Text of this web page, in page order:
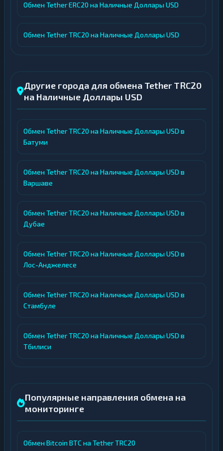
Обмен Tether ERC20 на Наличные Доллары USD
Обмен Tether TRC20 на Наличные Доллары USD
Другие города для обмена Tether TRC20
на Наличные Доллары USD
Обмен Tether TRC20 на Наличные Доллары USD в
Батуми
Обмен Tether TRC20 на Наличные Доллары USD в
Варшаве
Обмен Tether TRC20 на Наличные Доллары USD в
Дубае
Обмен Tether TRC20 на Наличные Доллары USD в
Лос-Анджелесе
Обмен Tether TRC20 на Наличные Доллары USD в
Стамбуле
Обмен Tether TRC20 на Наличные Доллары USD в
Тбилиси
Популярные направления обмена на
мониторинге
Обмен Bitcoin BTC на Tether TRC20